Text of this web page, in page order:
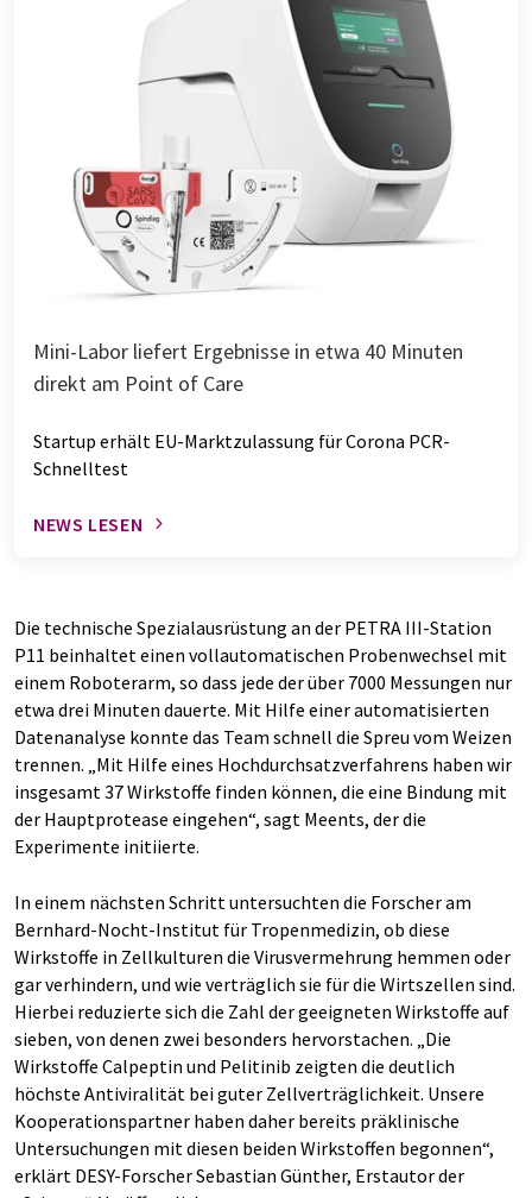
Mini-Labor liefert Ergebnisse in etwa 40 Minuten
direkt am Point of Care
Startup erhält EU-Marktzulassung für Corona PCR-
Schnelltest
NEWS LESEN
Die technische Spezialausrüstung an der PETRA III-Station
P11 beinhaltet einen vollautomatischen Probenwechsel mit
einem Roboterarm, so dass jede der über 7000 Messungen nur
etwa drei Minuten dauerte. Mit Hilfe einer automatisierten
Datenanalyse konnte das Team schnell die Spreu vom Weizen
trennen. „Mit Hilfe eines Hochdurchsatzverfahrens haben wir
insgesamt 37 Wirkstoffe finden können, die eine Bindung mit
der Hauptprotease eingehen“, sagt Meents, der die
Experimente initiierte.
In einem nächsten Schritt untersuchten die Forscher am
Bernhard-Nocht-Institut für Tropenmedizin, ob diese
Wirkstoffe in Zellkulturen die Virusvermehrung hemmen oder
gar verhindern, und wie verträglich sie für die Wirtszellen sind.
Hierbei reduzierte sich die Zahl der geeigneten Wirkstoffe auf
sieben, von denen zwei besonders hervorstachen. „Die
Wirkstoffe Calpeptin und Pelitinib zeigten die deutlich
höchste Antiviralität bei guter Zellverträglichkeit. Unsere
Kooperationspartner haben daher bereits präklinische
Untersuchungen mit diesen beiden Wirkstoffen begonnen“,
erklärt DESY-Forscher Sebastian Günther, Erstautor der